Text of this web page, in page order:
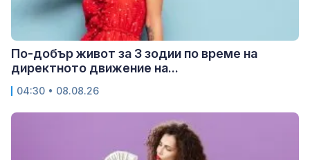
По-добър живот за 3 зодии по време на
директното движение на...
04:30 • 08.08.26